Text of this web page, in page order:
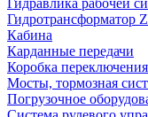
Гидравлика рабочей
Гидротрансформатор
Кабина
Карданные передачи
Коробка
Мосты, тормозная
Погрузочное